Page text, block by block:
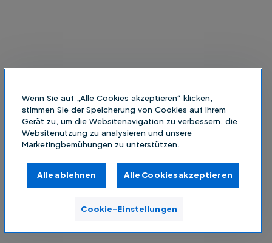
Wenn Sie auf „Alle Cookies akzeptieren“ klicken,
stimmen Sie der Speicherung von Cookies auf Ihrem
Gerät zu, um die Websitenavigation zu verbessern, die
Websitenutzung zu analysieren und unsere
Marketingbemühungen zu unterstützen.
Alle ablehnen Alle Cookies akzeptieren
Cookie-Einstellungen